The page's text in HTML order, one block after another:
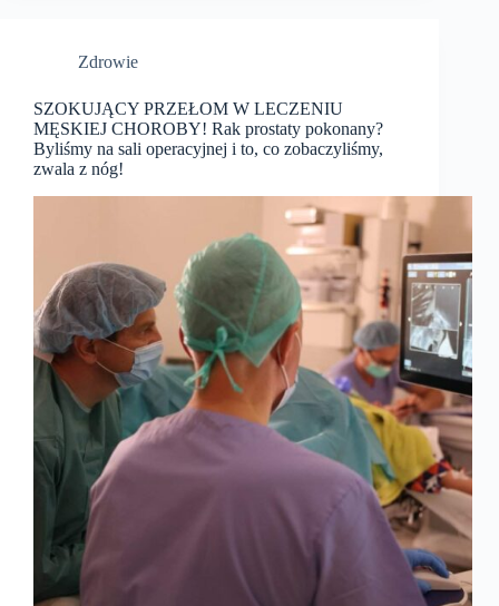
Zdrowie
SZOKUJĄCY PRZEŁOM W LECZENIU
MĘSKIEJ CHOROBY! Rak prostaty pokonany?
Byliśmy na sali operacyjnej i to, co zobaczyliśmy,
zwala z nóg!